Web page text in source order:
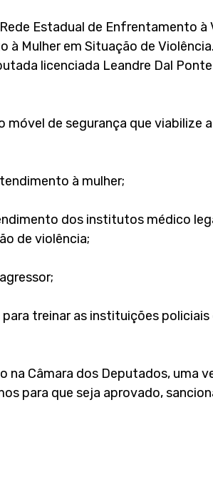
Estadual de Enfrentamento à
à Mulher em Situação de
licenciada Leandre Dal
móvel de segurança que viabilize
à mulher;
dos institutos médico
de violência;
para treinar as instituições
na Câmara dos Deputados, uma
para que seja aprovado,